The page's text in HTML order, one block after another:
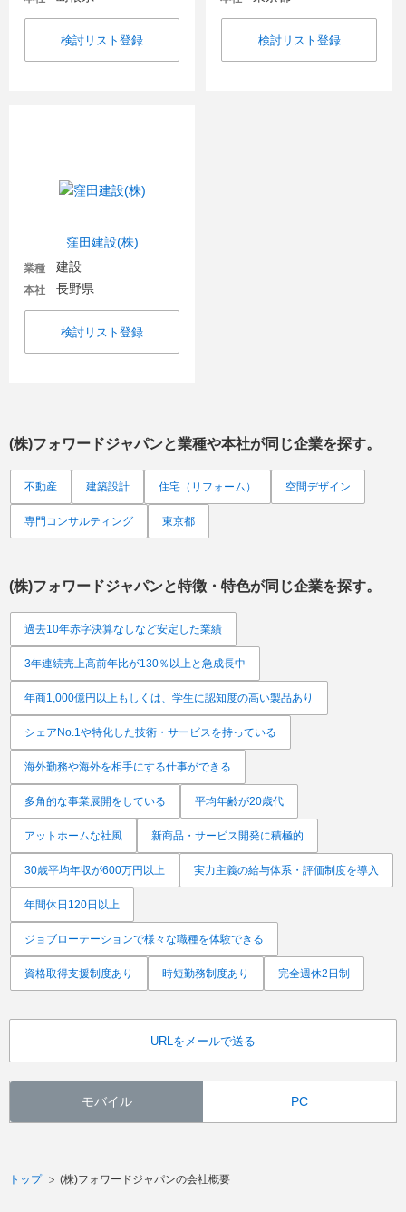
検討リスト登録 検討リスト登録
窪田建設(株)
業種 建設
本社 長野県
検討リスト登録
(株)フォワードジャパンと業種や本社が同じ企業を探す。
不動産 建築設計 住宅（リフォーム） 空間デザイン
専門コンサルティング 東京都
(株)フォワードジャパンと特徴・特色が同じ企業を探す。
過去10年赤字決算なしなど安定した業績
3年連続売上高前年比が130％以上と急成長中
年商1,000億円以上もしくは、学生に認知度の高い製品あり
シェアNo.1や特化した技術・サービスを持っている
海外勤務や海外を相手にする仕事ができる
多角的な事業展開をしている 平均年齢が20歳代
アットホームな社風 新商品・サービス開発に積極的
30歳平均年収が600万円以上 実力主義の給与体系・評価制度を導入
年間休日120日以上
ジョブローテーションで様々な職種を体験できる
資格取得支援制度あり 時短勤務制度あり 完全週休2日制
URLをメールで送る
モバイル PC
トップ (株)フォワードジャパンの会社概要